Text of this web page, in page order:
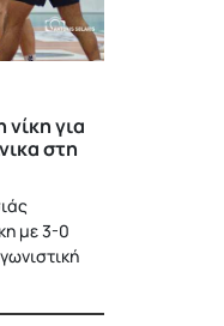
για
στη
με 3-0